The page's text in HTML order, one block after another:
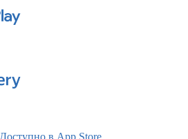
Доступно в App Store